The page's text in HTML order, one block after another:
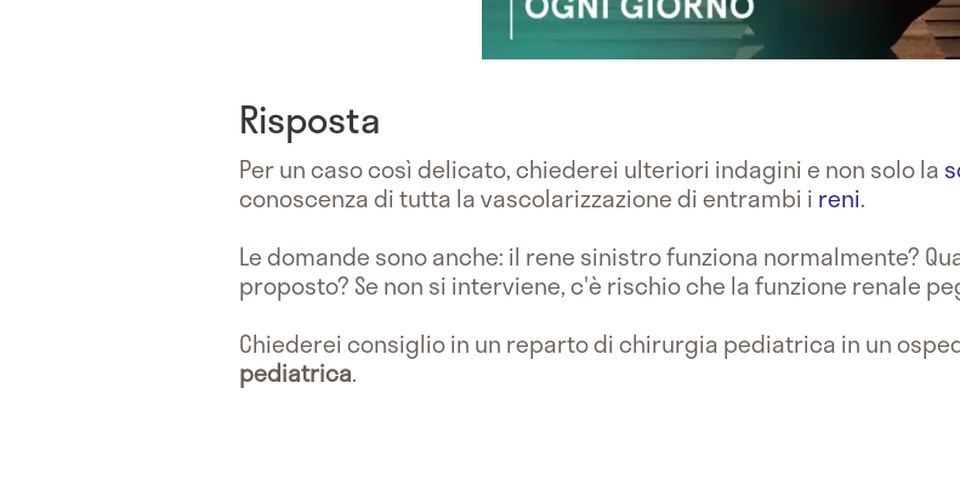
Risposta
Per un caso così delicato, chiederei ulteriori indagini e non solo la
conoscenza di tutta la vascolarizzazione di entrambi i reni.
Le domande sono anche: il rene sinistro funziona normalmente?
proposto? Se non si interviene, c'è rischio che la funzione renale
Chiederei consiglio in un reparto di chirurgia pediatrica in un
pediatrica.